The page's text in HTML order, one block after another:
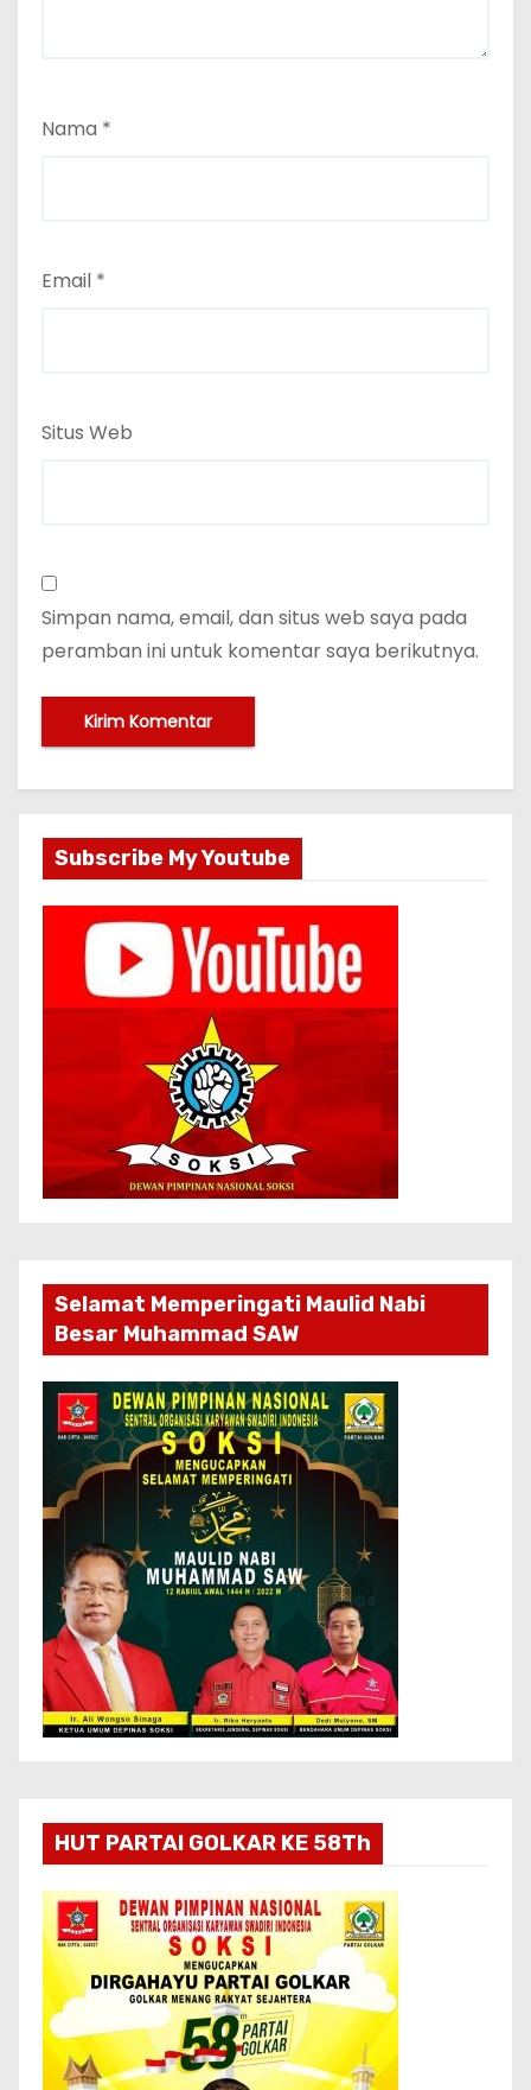
Nama *
Email *
Situs Web
Simpan nama, email, dan situs web saya pada
peramban ini untuk komentar saya berikutnya.
Subscribe My Youtube
Selamat Memperingati Maulid Nabi
Besar Muhammad SAW
HUT PARTAI GOLKAR KE 58Th